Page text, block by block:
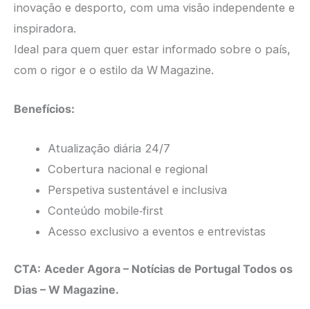
inovação e desporto, com uma visão independente e
inspiradora.
Ideal para quem quer estar informado sobre o país,
com o rigor e o estilo da W Magazine.
Benefícios:
Atualização diária 24/7
Cobertura nacional e regional
Perspetiva sustentável e inclusiva
Conteúdo mobile‑first
Acesso exclusivo a eventos e entrevistas
CTA: Aceder Agora – Notícias de Portugal Todos os
Dias – W Magazine.